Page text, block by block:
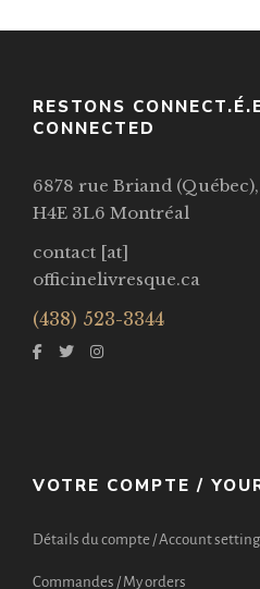
RESTONS
CONNECTED
6878 rue Briand (Québec),
H4E 3L6 Montréal
contact [at]
officinelivresque.ca
(438) 523-3344
VOTRE COMPTE /
Détails du compte / Account
Commandes / My orders